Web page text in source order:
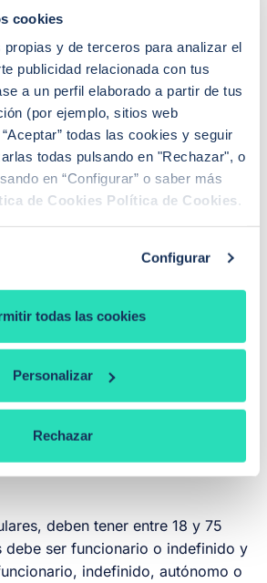
cookies
y de terceros para analizar el
publicidad relacionada con tus
a un perfil elaborado a partir de tus
(por ejemplo, sitios web
todas las cookies y seguir
todas pulsando en "Rechazar", o
en “Configurar” o saber más
de Cookies Política de Cookies .
Configurar
todas las cookies
Personalizar
Rechazar
2,70% TIN y 2,84% TAE.
euríbor+0,99% TIN (1,90%
TAE.
euríbor+ 1,99% TIN (1,90%
TAE.
con Kutxabank
la subrogación con la única
al menos un año con hipoteca. El
son las mismas que en una
el 80% de la primera vivienda y se
entre la tasación y el precio de
con un plazo de amortización
deben tener entre 18 y 75
debe ser funcionario o indefinido y
indefinido, autónomo o